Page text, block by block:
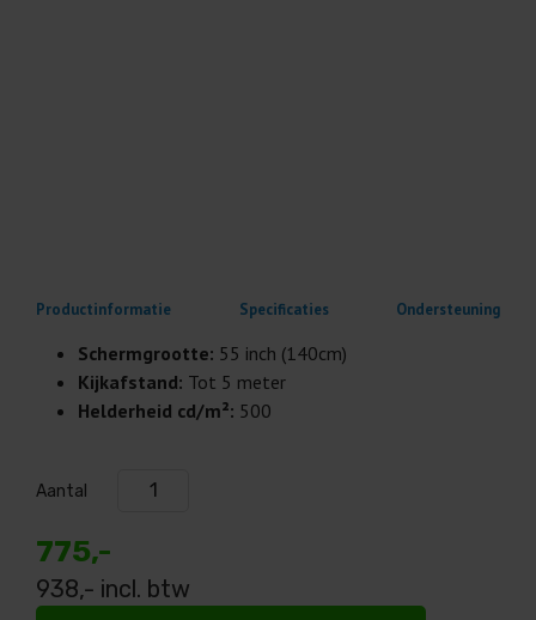
Productinformatie Specificaties Ondersteuning
Schermgrootte: 55 inch (140cm)
Kijkafstand: Tot 5 meter
Helderheid cd/m²: 500
Aantal
775,-
938,- incl. btw